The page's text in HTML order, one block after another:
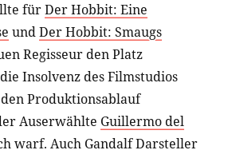
fürDer Hobbit: Eine
undDer Hobbit: Smaugs
Regisseur den Platz
Insolvenz des Filmstudios
Produktionsablauf
Auserwählte Guillermo del
warf. Auch Gandalf Darsteller